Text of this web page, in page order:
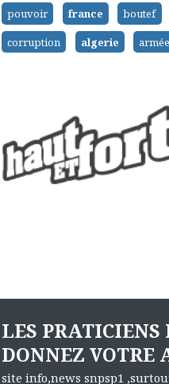
pouvoir france boutef
corruption
algerie armée
LES PRATICIENS
DONNEZ VOTRE
site info,news snpsp1